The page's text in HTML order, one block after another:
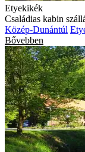
ÉletMagTár
ÉletMagTár
Nyugat-Dunántúl
Bővebben